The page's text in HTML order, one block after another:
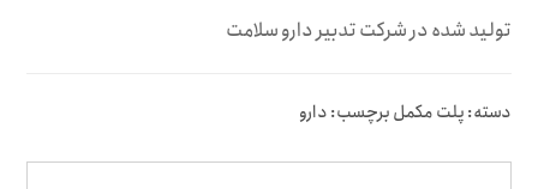
تولید شده در شرکت تدبیر دارو سلامت
دسته:پلت مکملبرچسب:دارو